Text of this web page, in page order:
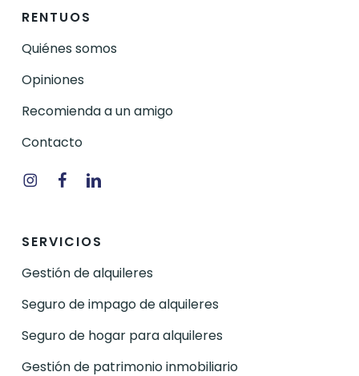
RENTUOS
Quiénes somos
Opiniones
Recomienda a un amigo
Contacto
Instagram
FacebookLinkedin
SERVICIOS
Gestión de alquileres
Seguro de impago de alquileres
Seguro de hogar para alquileres
Gestión de patrimonio inmobiliario